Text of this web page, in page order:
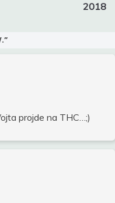
2018
”
projde na THC…;)